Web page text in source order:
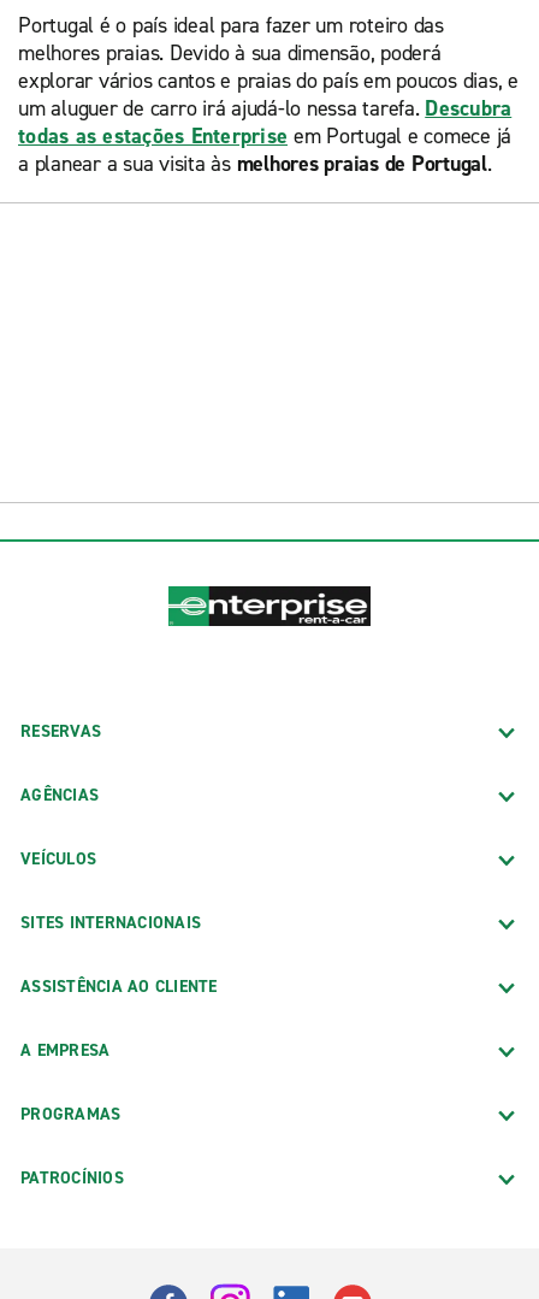
Portugal é o país ideal para fazer um roteiro das
melhores praias. Devido à sua dimensão, poderá
explorar vários cantos e praias do país em poucos dias, e
um aluguer de carro irá ajudá-lo nessa tarefa. Descubra
todas as estações Enterprise em Portugal e comece já
a planear a sua visita às melhores praias de Portugal.
RESERVAS
AGÊNCIAS
VEÍCULOS
SITES INTERNACIONAIS
ASSISTÊNCIA AO CLIENTE
A EMPRESA
PROGRAMAS
PATROCÍNIOS